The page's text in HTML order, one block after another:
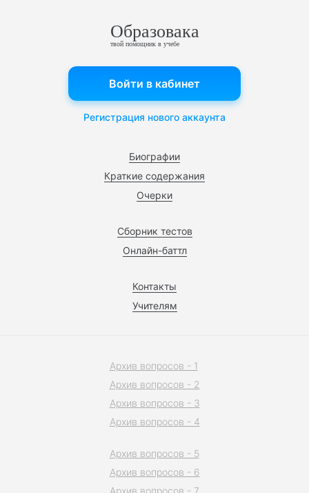
Образовака
твой помощник в учебе
Биографии
Краткие содержания
Очерки
Сборник тестов
Онлайн-баттл
Контакты
Учителям
Войти в кабинет
Регистрация нового аккаунта
Архив вопросов - 1
Архив вопросов - 2
Архив вопросов - 3
Архив вопросов - 4
Архив вопросов - 5
Архив вопросов - 6
Архив вопросов - 7